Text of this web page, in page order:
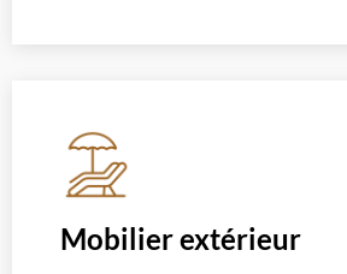
Mobilier extérieur